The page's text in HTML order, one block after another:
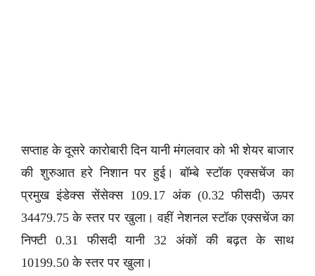
सप्ताह के दूसरे कारोबारी दिन यानी मंगलवार को भी शेयर बाजार
की शुरुआत हरे निशान पर हुई। बॉम्बे स्टॉक एक्सचेंज का
प्रमुख इंडेक्स सेंसेक्स 109.17 अंक (0.32 फीसदी) ऊपर
34479.75 के स्तर पर खुला। वहीं नेशनल स्टॉक एक्सचेंज का
निफ्टी 0.31 फीसदी यानी 32 अंकों की बढ़त के साथ
10199.50 के स्तर पर खुला।